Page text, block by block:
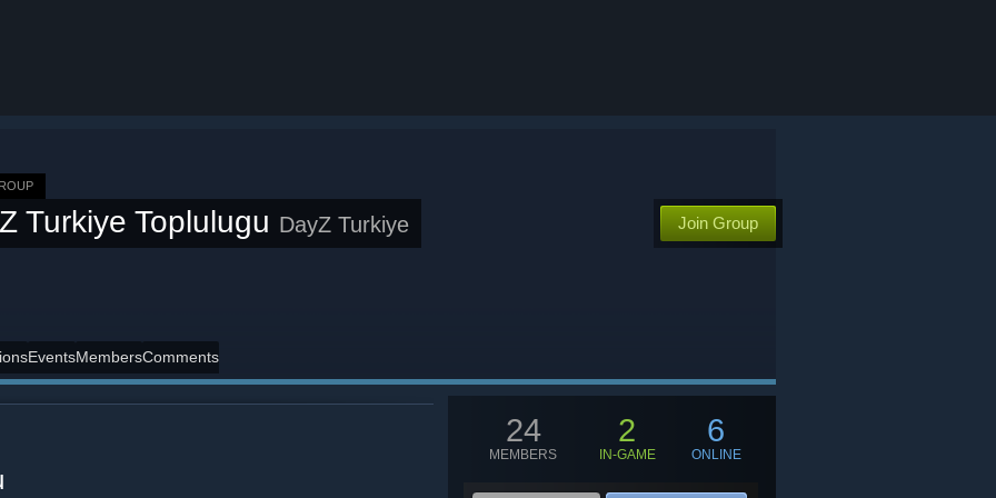
Turkiye Toplulugu DayZ Turkiye Join Group
EventsMembersComments
24
MEMBERS
2
IN-GAME
6
ONLINE